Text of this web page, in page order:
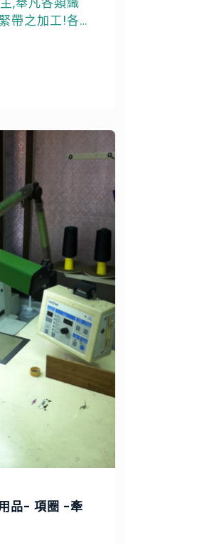
帶之加工!各類
品- 項圈 -牽